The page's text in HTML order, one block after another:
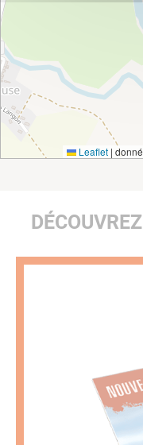
Leaflet |